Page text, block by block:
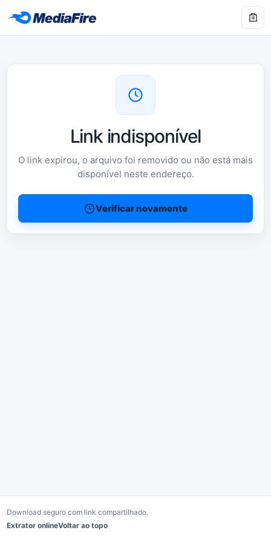
Link indisponível
O link expirou, o arquivo foi removido ou não está mais
disponível neste endereço.
Verificar novamente
Download seguro com link compartilhado.
Extrator onlineVoltar ao topo